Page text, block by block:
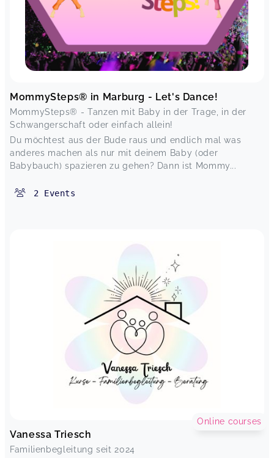
MommySteps® in Marburg - Let's Dance!
MommySteps® - Tanzen mit Baby in der Trage, in der
Schwangerschaft oder einfach allein!
Du möchtest aus der Bude raus und endlich mal was
anderes machen als nur mit deinem Baby (oder
Babybauch) spazieren zu gehen? Dann ist Mommy...
2 Events
Vanessa Triesch
Familienbegleitung seit 2024
Online courses